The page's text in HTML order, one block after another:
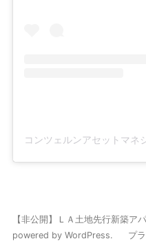
【非公開】ＬＡ土地先行新築ア
powered by WordPress.
プ